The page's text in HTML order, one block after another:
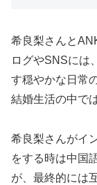
希良梨さんと
ログやSNSには
す穏やかな日常
結婚生活の中で
希良梨さんがイ
をする時は中国
が、最終的には